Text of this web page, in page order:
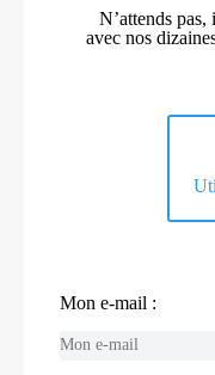
N’attends
avec nos
Mon e-mail :